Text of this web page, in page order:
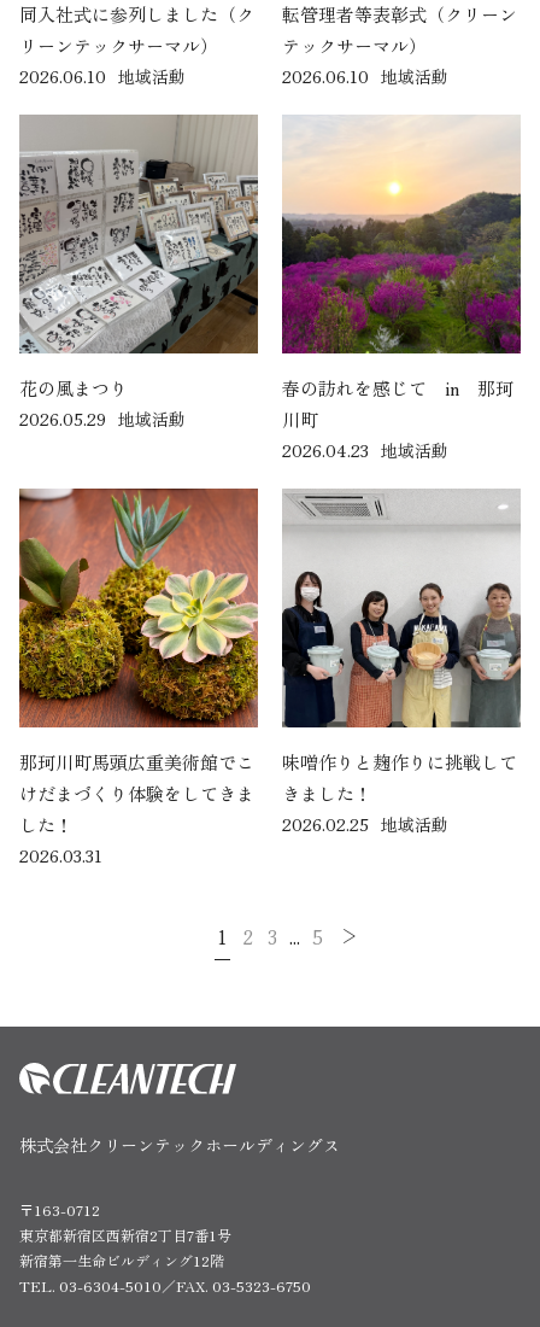
同入社式に参列しました（ク
リーンテックサーマル）
2026.06.10 地域活動
転管理者等表彰式（クリーン
テックサーマル）
2026.06.10 地域活動
花の風まつり
2026.05.29 地域活動
春の訪れを感じて in 那珂
川町
2026.04.23 地域活動
那珂川町馬頭広重美術館でこ
けだまづくり体験をしてきま
した！
2026.03.31
味噌作りと麹作りに挑戦して
きました！
2026.02.25 地域活動
1 2 3 ... 5
株式会社クリーンテックホールディングス
〒163-0712
東京都新宿区西新宿2丁目7番1号
新宿第一生命ビルディング12階
TEL. 03-6304-5010／FAX. 03-5323-6750